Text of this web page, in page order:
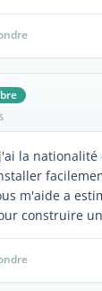
la
m'aide a
construire